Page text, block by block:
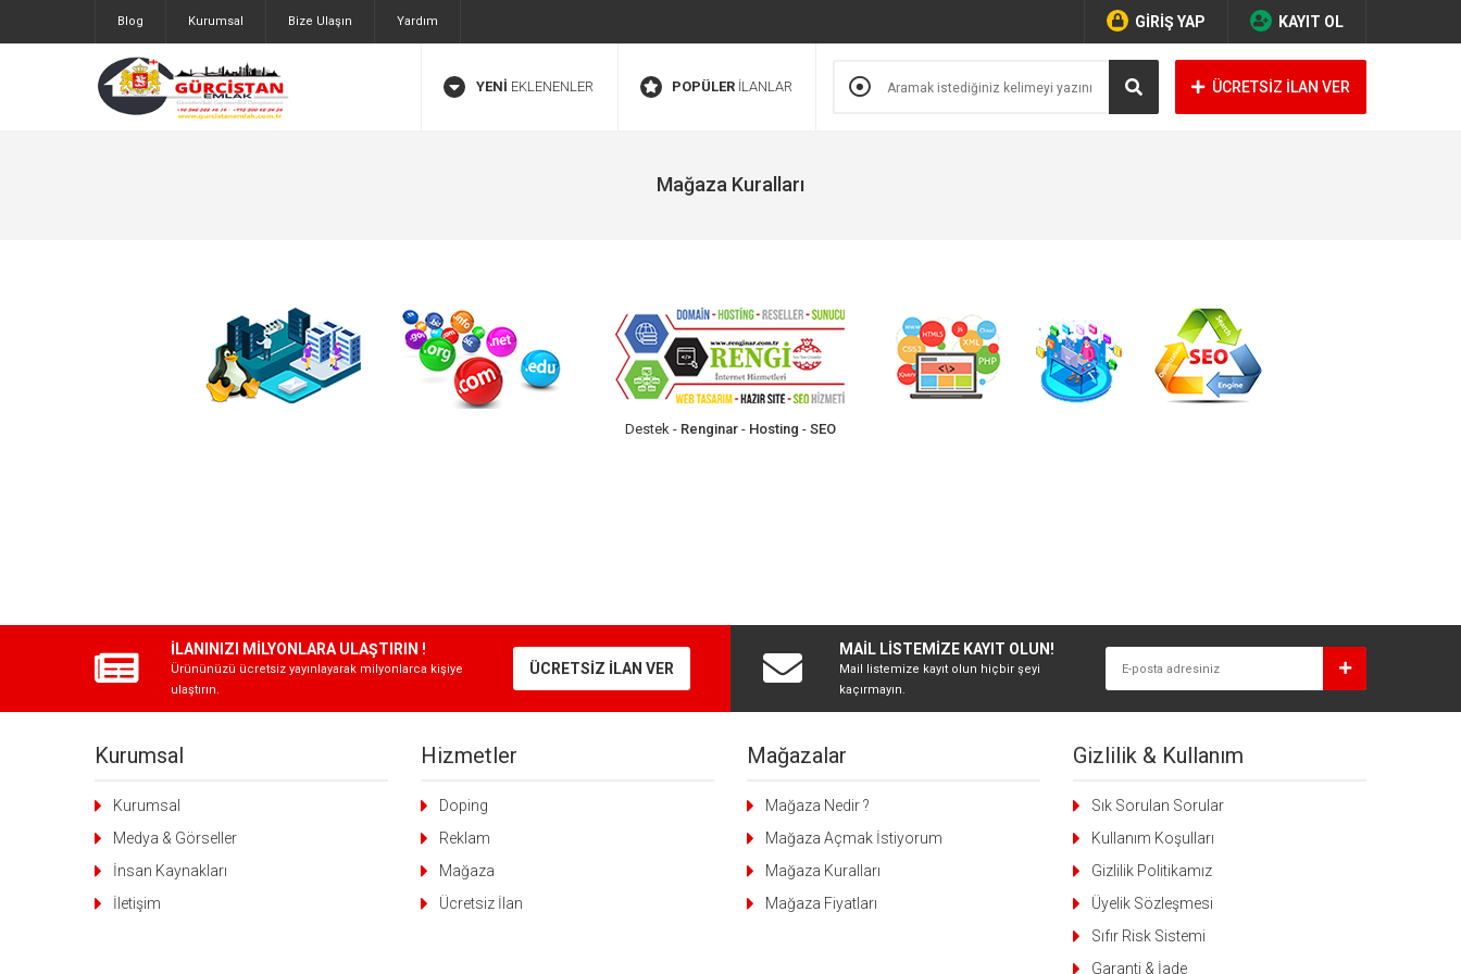
Blog Kurumsal Bize Ulaşın Yardım GİRİŞ YAP KAYIT OL
YENİ EKLENENLER POPÜLERİLANLAR ÜCRETSİZ İLAN VER
Mağaza Kuralları
İLANINIZI MİLYONLARA ULAŞTIRIN !
Ürününüzü ücretsiz yayınlayarak milyonlarca kişiye
ulaştırın.
ÜCRETSİZ İLAN VER
MAİL LİSTEMİZE KAYIT OLUN!
Mail listemize kayıt olun hiçbir şeyi
kaçırmayın.
Kurumsal
Kurumsal
Medya & Görseller
İnsan Kaynakları
İletişim
Hizmetler
Doping
Reklam
Mağaza
Ücretsiz İlan
Mağazalar
Mağaza Nedir ?
Mağaza Açmak İstiyorum
Mağaza Kuralları
Mağaza Fiyatları
Gizlilik & Kullanım
Sık Sorulan Sorular
Kullanım Koşulları
Gizlilik Politikamız
Üyelik Sözleşmesi
Sıfır Risk Sistemi
Garanti & İade
Destek - Renginar - Hosting - SEO